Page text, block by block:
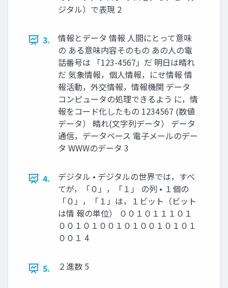
ジタル）で表現 2
3.
情報とデータ 情報 人間にとって意味
の ある意味内容そのもの あの人の電
話番号は 「123-4567」だ 明日は晴れ
だ 気象情報，個人情報，にせ情報 情
報活動，外交情報，情報機関 データ
コンピュータの処理できるよう に，情
報をコード化したもの 1234567 (数値
データ） 晴れ(文字列データ） データ
通信，データベース 電子メールのデー
タ WWWのデータ 3
4.
デジタル • デジタルの世界では，すべ
てが，「０」，「１」 の列 • １個の
「０」，「１」は，１ビット（ビット
は情 報の単位） ００１０１１１０１
００１０１００１０１００１０１０１
００１ 4
5. ２進数 5